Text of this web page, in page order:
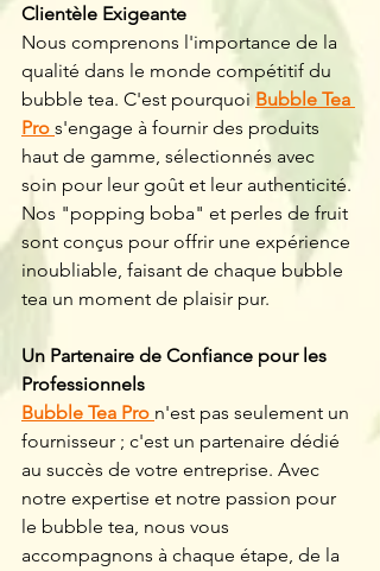
Clientèle Exigeante
Nous comprenons l'importance de la
qualité dans le monde compétitif du
bubble tea. C'est pourquoi Bubble Tea
Pro s'engage à fournir des produits
haut de gamme, sélectionnés avec
soin pour leur goût et leur authenticité.
Nos "popping boba" et perles de fruit
sont conçus pour offrir une expérience
inoubliable, faisant de chaque bubble
tea un moment de plaisir pur.
Un Partenaire de Confiance pour les
Professionnels
Bubble Tea Pro n'est pas seulement un
fournisseur ; c'est un partenaire dédié
au succès de votre entreprise. Avec
notre expertise et notre passion pour
le bubble tea, nous vous
accompagnons à chaque étape, de la